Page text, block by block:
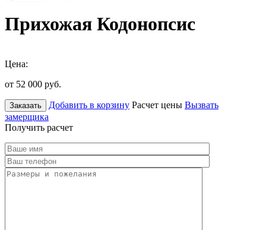
Прихожая Кодонопсис
Цена:
от 52 000 руб.
Заказать Добавить в корзину Расчет цены Вызвать
замерщика
Получить расчет